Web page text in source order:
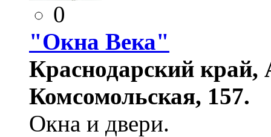
0
"Окна Века"
Краснодарский край,
Комсомольская, 157.
Окна и двери.